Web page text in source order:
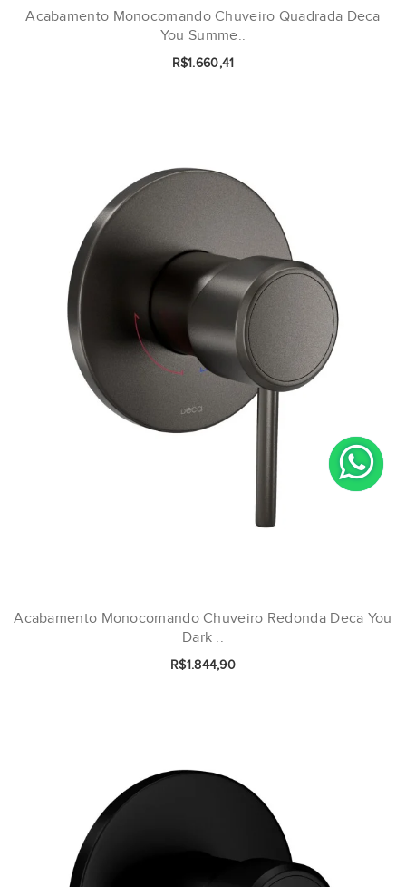
Acabamento Monocomando Chuveiro Quadrada Deca
You Summe..
R$1.660,41
Acabamento Monocomando Chuveiro Redonda Deca You
Dark ..
R$1.844,90